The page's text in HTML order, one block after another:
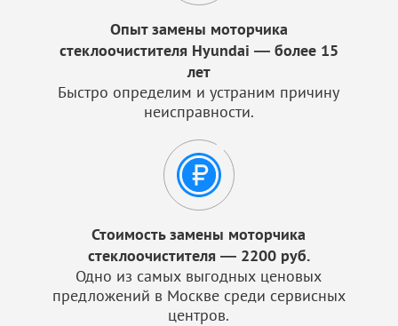
Опыт замены моторчика
стеклоочистителя Hyundai — более 15
лет
Быстро определим и устраним причину
неисправности.
Стоимость замены моторчика
стеклоочистителя — 2200 руб.
Одно из самых выгодных ценовых
предложений в Москве среди сервисных
центров.